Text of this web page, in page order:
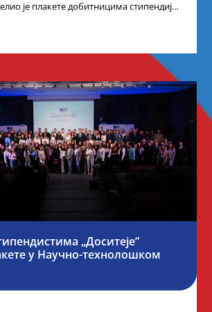
је плакете добитницима стипендије
„Доситеје”
у Научно-технолошком